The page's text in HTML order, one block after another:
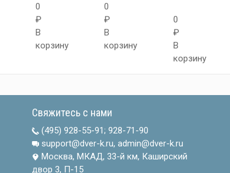
0
₽
В
корзину
0
₽
В
корзину
0
₽
В
корзину
Свяжитесь с нами
(495) 928-55-91; 928-71-90
support@dver-k.ru, admin@dver-k.ru
Москва, МКАД, 33-й км, Каширский
двор 3, П-15